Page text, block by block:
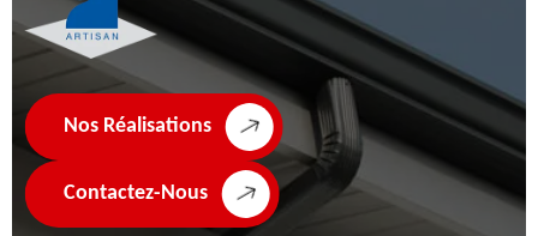
Nos Réalisations
Contactez-Nous